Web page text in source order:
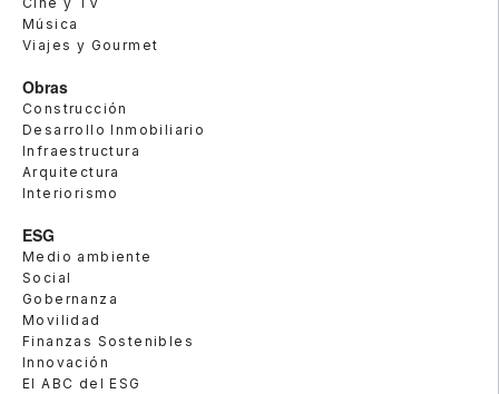
Música
Viajes y Gourmet
Obras
Construcción
Desarrollo Inmobiliario
Infraestructura
Arquitectura
Interiorismo
ESG
Medio ambiente
Social
Gobernanza
Movilidad
Finanzas Sostenibles
Innovación
El ABC del ESG